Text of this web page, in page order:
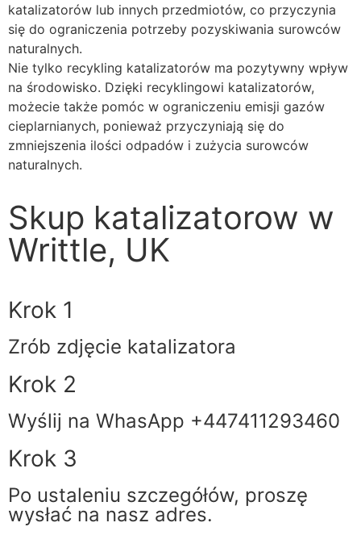
katalizatorów lub innych przedmiotów, co przyczynia
się do ograniczenia potrzeby pozyskiwania surowców
naturalnych.
Nie tylko recykling katalizatorów ma pozytywny wpływ
na środowisko. Dzięki recyklingowi katalizatorów,
możecie także pomóc w ograniczeniu emisji gazów
cieplarnianych, ponieważ przyczyniają się do
zmniejszenia ilości odpadów i zużycia surowców
naturalnych.
Skup katalizatorow w
Writtle, UK
Krok 1
Zrób zdjęcie katalizatora
Krok 2
Wyślij na WhasApp +447411293460
Krok 3
Po ustaleniu szczegółów, proszę
wysłać na nasz adres.